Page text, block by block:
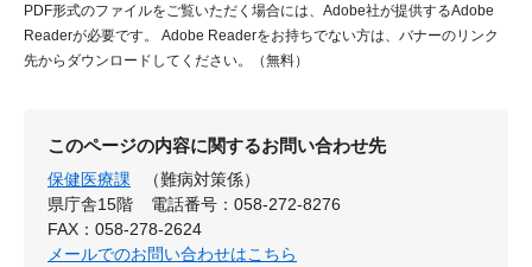
PDF形式のファイルをご覧いただく場合には、Adobe社が提供するAdobe
Readerが必要です。
Adobe Readerをお持ちでない方は、バナーのリンク
先からダウンロードしてください。（無料）
このページの内容に関するお問い合わせ先
保健医療課
（難病対策係）
県庁舎15階
電話番号：058-272-8276
FAX：058-278-2624
メールでのお問い合わせはこちら